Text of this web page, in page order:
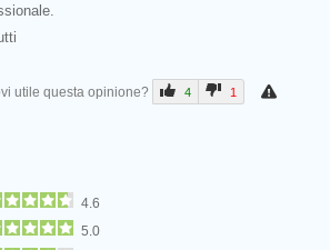
utile questa opinione? 4 1
4.6
5.0